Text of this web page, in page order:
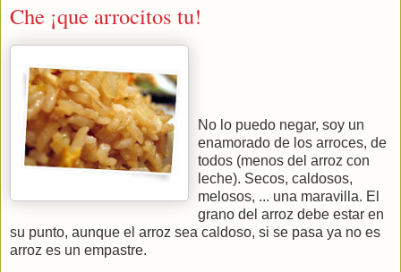
Che ¡que arrocitos tu!
No lo puedo negar, soy un
enamorado de los arroces, de
todos (menos del arroz con
leche). Secos, caldosos,
melosos, ... una maravilla. El
grano del arroz debe estar en
su punto, aunque el arroz sea caldoso, si se pasa ya no es
arroz es un empastre.